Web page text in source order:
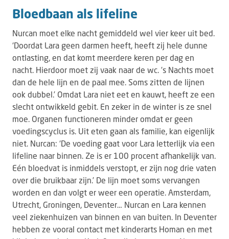
Bloedbaan als lifeline
Nurcan moet elke nacht gemiddeld wel vier keer uit bed.
‘Doordat Lara geen darmen heeft, heeft zij hele dunne
ontlasting, en dat komt meerdere keren per dag en
nacht. Hierdoor moet zij vaak naar de wc. ’s Nachts moet
dan de hele lijn en de paal mee. Soms zitten de lijnen
ook dubbel.’ Omdat Lara niet eet en kauwt, heeft ze een
slecht ontwikkeld gebit. En zeker in de winter is ze snel
moe. Organen functioneren minder omdat er geen
voedingscyclus is. Uit eten gaan als familie, kan eigenlijk
niet. Nurcan: ‘De voeding gaat voor Lara letterlijk via een
lifeline naar binnen. Ze is er 100 procent afhankelijk van.
Eén bloedvat is inmiddels verstopt, er zijn nog drie vaten
over die bruikbaar zijn.’ De lijn moet soms vervangen
worden en dan volgt er weer een operatie. Amsterdam,
Utrecht, Groningen, Deventer… Nurcan en Lara kennen
veel ziekenhuizen van binnen en van buiten. In Deventer
hebben ze vooral contact met kinderarts Homan en met